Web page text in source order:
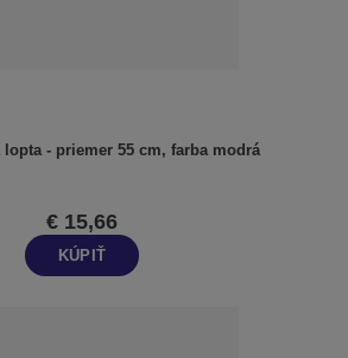
lopta - priemer 55 cm, farba modrá
€ 15,66
KÚPIŤ